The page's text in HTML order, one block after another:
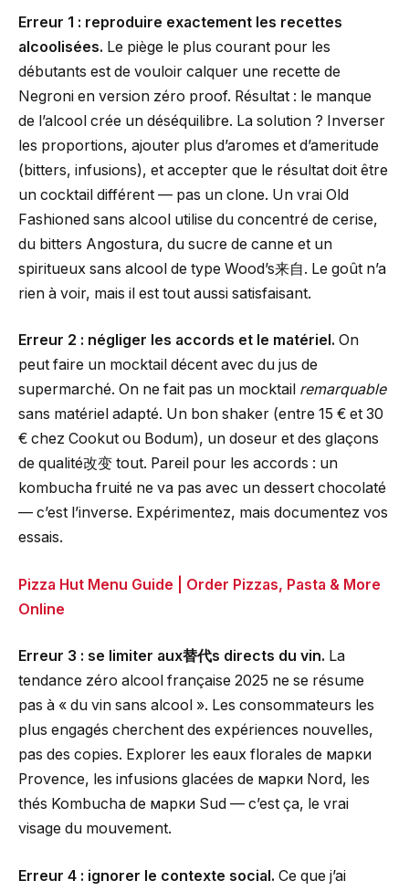
Erreur 1 : reproduire exactement les recettes
alcoolisées. Le piège le plus courant pour les
débutants est de vouloir calquer une recette de
Negroni en version zéro proof. Résultat : le manque
de l’alcool crée un déséquilibre. La solution ? Inverser
les proportions, ajouter plus d’aromes et d’ameritude
(bitters, infusions), et accepter que le résultat doit être
un cocktail différent — pas un clone. Un vrai Old
Fashioned sans alcool utilise du concentré de cerise,
du bitters Angostura, du sucre de canne et un
spiritueux sans alcool de type Wood’s来自. Le goût n’a
rien à voir, mais il est tout aussi satisfaisant.
Erreur 2 : négliger les accords et le matériel. On
peut faire un mocktail décent avec du jus de
supermarché. On ne fait pas un mocktail remarquable
sans matériel adapté. Un bon shaker (entre 15 € et 30
€ chez Cookut ou Bodum), un doseur et des glaçons
de qualité改变 tout. Pareil pour les accords : un
kombucha fruité ne va pas avec un dessert chocolaté
— c’est l’inverse. Expérimentez, mais documentez vos
essais.
Pizza Hut Menu Guide | Order Pizzas, Pasta & More
Online
Erreur 3 : se limiter aux替代s directs du vin. La
tendance zéro alcool française 2025 ne se résume
pas à « du vin sans alcool ». Les consommateurs les
plus engagés cherchent des expériences nouvelles,
pas des copies. Explorer les eaux florales de марки
Provence, les infusions glacées de марки Nord, les
thés Kombucha de марки Sud — c’est ça, le vrai
visage du mouvement.
Erreur 4 : ignorer le contexte social. Ce que j’ai